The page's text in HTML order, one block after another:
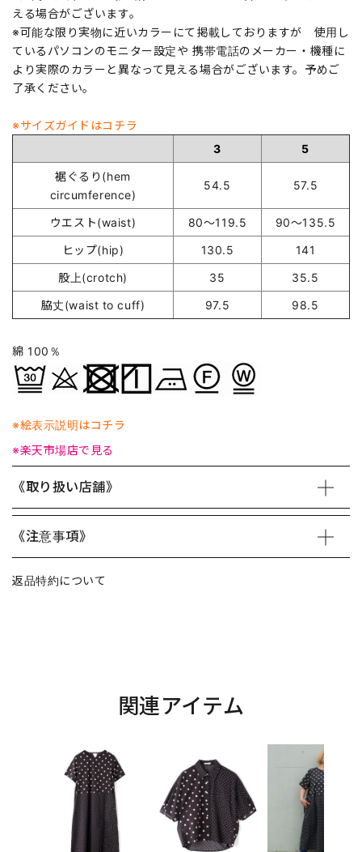
える場合がございます。
※可能な限り実物に近いカラーにて掲載しておりますが 使用し
ているパソコンのモニター設定や 携帯電話のメーカー・機種に
より実際のカラーと異なって見える場合がございます。予めご
了承ください。
※サイズガイドはコチラ
3
5
裾ぐるり(hem
circumference)
54.5 57.5
ウエスト(waist) 80～119.5
90～135.5
ヒップ(hip)
130.5
141
股上(crotch)
35
35.5
脇丈(waist to cuff)
97.5 98.5
綿 100％
※絵表示説明はコチラ
※楽天市場店で見る
《取り扱い店舗》
《注意事項》
返品特約について
関連アイテム